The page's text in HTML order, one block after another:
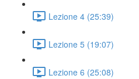
Lezione 4 (25:39)
Lezione 5 (19:07)
Lezione 6 (25:08)